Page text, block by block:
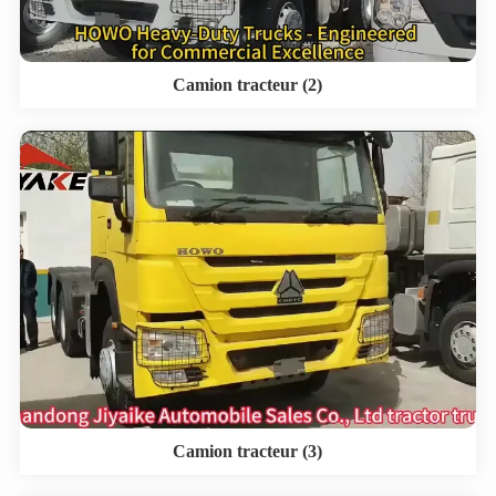
Camion tracteur (2)
Camion tracteur (3)